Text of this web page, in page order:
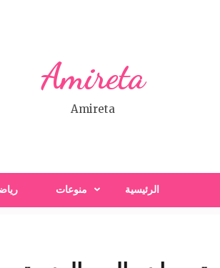
Amireta
Amireta
الرئيسية منوعات